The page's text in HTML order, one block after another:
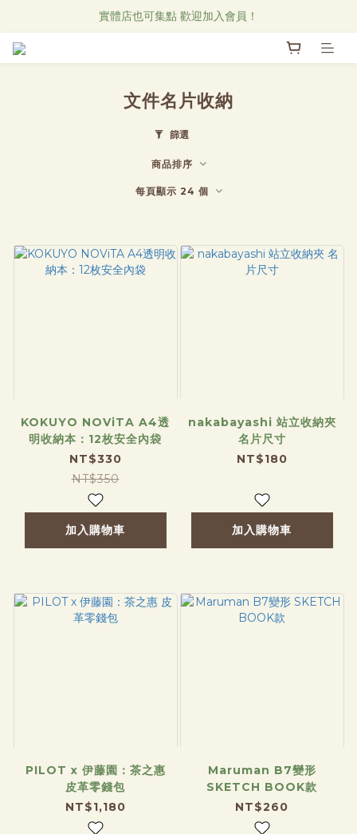
Research Notes 新品發售中！
實體店也可集點 歡迎加入會員！
文件名片收納
篩選
商品排序
每頁顯示 24 個
KOKUYO NOViTA A4透
明收納本：12枚安全內袋
NT$330
NT$350
加入購物車
nakabayashi 站立收納夾
名片尺寸
NT$180
加入購物車
PILOT x 伊藤園：茶之惠
皮革零錢包
NT$1,180
Maruman B7變形
SKETCH BOOK款
NT$260